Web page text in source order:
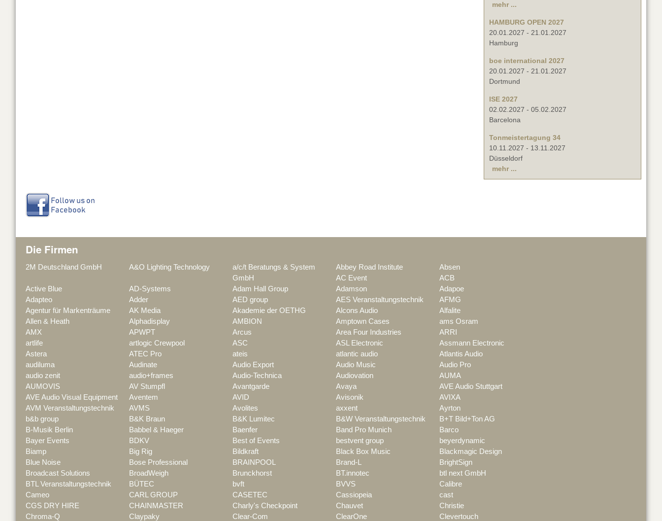
mehr ...
HAMBURG OPEN 2027
20.01.2027 - 21.01.2027
Hamburg
boe international 2027
20.01.2027 - 21.01.2027
Dortmund
ISE 2027
02.02.2027 - 05.02.2027
Barcelona
Tonmeistertagung 34
10.11.2027 - 13.11.2027
Düsseldorf
mehr ...
Die Firmen
2M Deutschland GmbH A&O Lighting Technology
a/c/t Beratungs & System
GmbH
Abbey Road Institute
Absen
AC Event
ACB
Active Blue
AD-Systems Adam Hall Group Adamson
Adapoe
Adapteo
Adder AED group AES Veranstaltungstechnik
AFMG
Agentur für Markenträume
AK Media Akademie der OETHG Alcons Audio
Alfalite
Allen & Heath
Alphadisplay AMBION Amptown Cases
ams Osram
AMX
APWPT Arcus Area Four Industries
ARRI
artlife
artlogic Crewpool ASC ASL Electronic
Assmann Electronic
Astera
ATEC Pro ateis atlantic audio
Atlantis Audio
audiluma
Audinate Audio Export Audio Music
Audio Pro
audio zenit
audio+frames Audio-Technica Audiovation
AUMA
AUMOVIS
AV Stumpfl Avantgarde Avaya
AVE Audio Stuttgart
AVE Audio Visual Equipment
Aventem AVID Avisonik
AVIXA
AVM Veranstaltungstechnik
AVMS Avolites axxent
Ayrton
b&b group
B&K Braun B&K Lumitec B&W Veranstaltungstechnik
B+T Bild+Ton AG
B-Musik Berlin
Babbel & Haeger Baenfer Band Pro Munich
Barco
Bayer Events
BDKV Best of Events bestvent group
beyerdynamic
Biamp
Big Rig Bildkraft Black Box Music
Blackmagic Design
Blue Noise
Bose Professional BRAINPOOL Brand-L
BrightSign
Broadcast Solutions
BroadWeigh Brunckhorst BT.innotec
btl next GmbH
BTL Veranstaltungstechnik
BÜTEC bvft BVVS
Calibre
Cameo
CARL GROUP CASETEC Cassiopeia
cast
CGS DRY HIRE
CHAINMASTER Charly's Checkpoint Chauvet
Christie
Chroma-Q
Claypaky Clear-Com ClearOne
Clevertouch